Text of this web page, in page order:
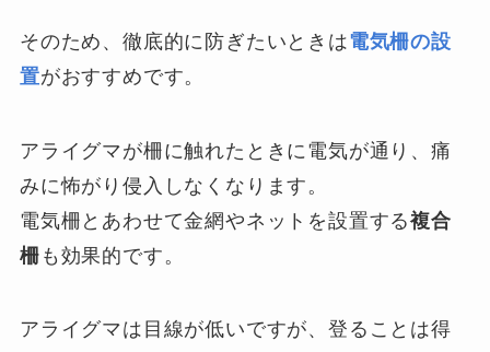
そのため、徹底的に防ぎたいときは電気柵の設
置がおすすめです。
アライグマが柵に触れたときに電気が通り、痛
みに怖がり侵入しなくなります。
電気柵とあわせて金網やネットを設置する複合
柵 も効果的です。
アライグマは目線が低いですが、登ることは得